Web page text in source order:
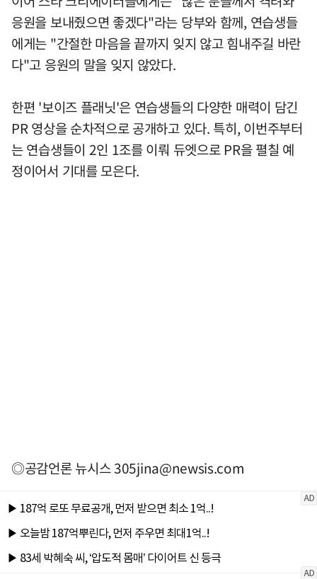
응원을 보내줬으면 좋겠다"라는 당부와 함께, 연습생들
에게는 "간절한 마음을 끝까지 잊지 않고 힘내주길 바란
다"고 응원의 말을 잊지 않았다.
한편 '보이즈 플래닛'은 연습생들의 다양한 매력이 담긴
PR 영상을 순차적으로 공개하고 있다. 특히, 이번주부터
는 연습생들이 2인 1조를 이뤄 듀엣으로 PR을 펼칠 예
정이어서 기대를 모은다.
◎공감언론 뉴시스305jina@newsis.com